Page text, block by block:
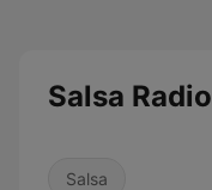
Salsa Radio
Salsa